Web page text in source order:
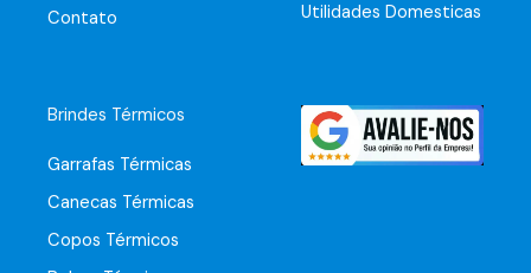
Contato
Utilidades Domesticas
Brindes Térmicos
Garrafas Térmicas
Canecas Térmicas
Copos Térmicos